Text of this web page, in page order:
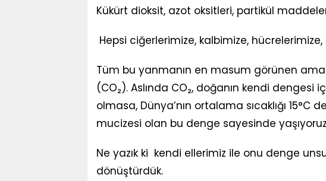
Kükürt dioksit, azot oksitleri, partikül
Hepsi ciğerlerimize, kalbimize,
Tüm bu yanmanın en masum görünen
(CO₂). Aslında CO₂, doğanın kendi dengesi
olmasa, Dünya’nın ortalama sıcaklığı 15°C
mucizesi olan bu denge sayesinde
Ne yazık ki kendi ellerimiz ile onu denge
dönüştürdük.